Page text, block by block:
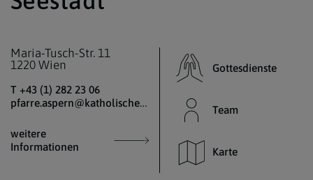
Maria-Tusch-Str. 11
1220 Wien
T +43 (1) 282 23 06
pfarre.aspern@katholischekirche.at
weitere
Informationen
Gottesdienste
Team
Karte